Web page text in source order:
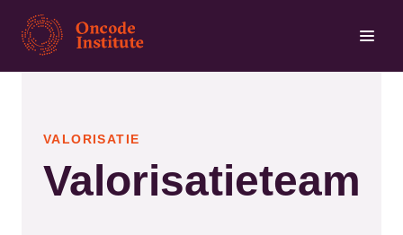
Overslaan
naar
VALORISATIE
Valorisatieteam